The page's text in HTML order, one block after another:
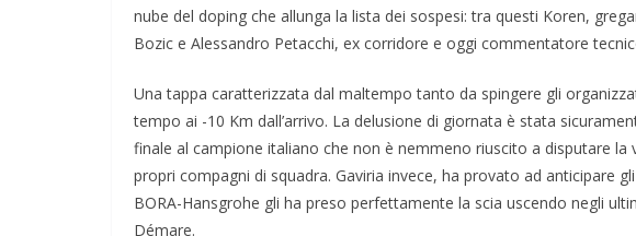
nube del doping che allunga la lista dei sospesi: tra questi Koren,
Bozic e Alessandro Petacchi, ex corridore e oggi commentatore
Una tappa caratterizzata dal maltempo tanto da spingere gli
tempo ai -10 Km dall’arrivo. La delusione di giornata è stata
finale al campione italiano che non è nemmeno riuscito a disputare
propri compagni di squadra. Gaviria invece, ha provato ad anticipare
BORA-Hansgrohe gli ha preso perfettamente la scia uscendo negli
Démare.